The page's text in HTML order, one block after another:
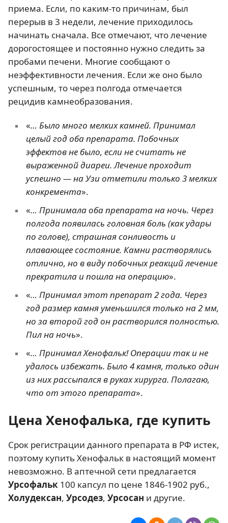
приема. Если, по каким-то причинам, был
перерыв в 3 недели, лечение приходилось
начинать сначала. Все отмечают, что лечение
дорогостоящее и постоянно нужно следить за
пробами печени. Многие сообщают о
неэффективности лечения. Если же оно было
успешным, то через полгода отмечается
рецидив камнеобразования.
«… Было много мелких камней. Принимал
целый год оба препарата. Побочных
эффектов не было, если не считать не
выраженной диареи. Лечение проходит
успешно — на Узи отметили только 3 мелких
конкремента».
«… Принимала оба препарата на ночь. Через
полгода появилась головная боль (как удары
по голове), страшная сонливость и
плавающее состояние. Камни растворялись
отлично, но в виду побочных реакций лечение
прекратила и пошла на операцию».
«… Принимал этот препарат 2 года. Через
год размер камня уменьшился только на 2 мм,
но за второй год он растворился полностью.
Пил на ночь».
«… Принимал Хенофальк! Операции так и не
удалось избежать. Было 4 камня, только один
из них рассыпался в руках хирурга. Полагаю,
что от этого препарата».
Цена Хенофалька, где купить
Срок регистрации данного препарата в РФ истек,
поэтому купить Хенофальк в настоящий момент
невозможно. В аптечной сети предлагается
Урсофальк 100 капсул по цене 1846-1902 руб.,
Холудексан, Урсодез, Урсосан и другие.